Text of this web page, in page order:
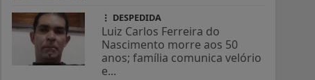
DESPEDIDA
Luiz Carlos Ferreira do
Nascimento morre aos 50
anos; família comunica velório
e...